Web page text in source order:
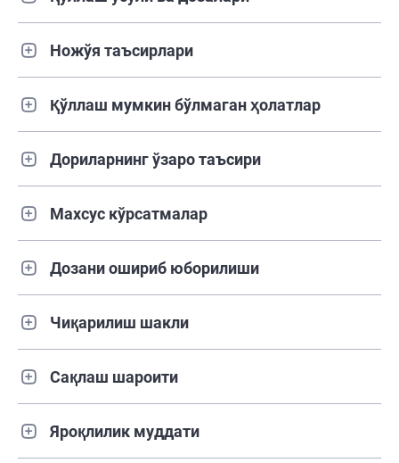
Ножўя таъсирлари
Қўллаш мумкин бўлмаган ҳолатлар
Дориларнинг ўзаро таъсири
Махсус кўрсатмалар
Дозани ошириб юборилиши
Чиқарилиш шакли
Сақлаш шароити
Яроқлилик муддати